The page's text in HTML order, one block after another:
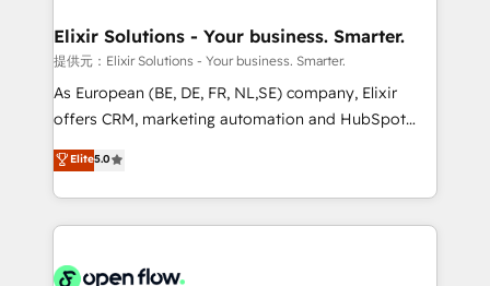
built to scale.
greatness, which is achieved through creating
absolute clarity, derived from a well-defined
strategy, executed well, and reported on with clear
results. The culture is driven by core values; Joy, Grit,
Mindedness, and Clarity. We are driven to win for the
collective good of the company and its clientele, and
things are happening.
Elixir Solutions - Your business. Smarter.
提供元：Elixir Solutions - Your business. Smarter.
As European (BE, DE, FR, NL,SE) company, Elixir
offers CRM, marketing automation and HubSpot
integration products and services to mid-market
and enterprise customers. We ensure that your sales,
service and marketing department operates in the
most effective way, while at the same time
integrated buyers journey. Elixir is located in
Elite5.0